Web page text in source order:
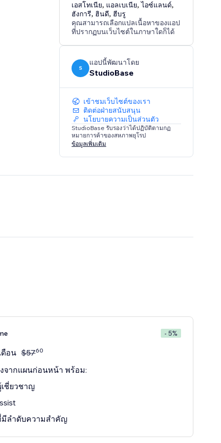
เอสโทเนีย, แอลเบเนีย,ไอซ์แลนด์,
ฮังการี, ฮินดี, ฮีบรู
คุณสามารถเลือกแปลเนื้อหาของแอป
ที่ปรากฏบนเว็บไซต์ในภาษาใดก็ได้
S
แอปนี้พัฒนาโดย
StudioBase
เข้าชมเว็บไซต์ของเรา
ติดต่อฝ่ายสนับสนุน
นโยบายความเป็นส่วนตัว
StudioBase รับรองว่าได้ปฏิบัติตามกฏ
หมายการค้าของสหภาพยุโรป
ข้อมูลเพิ่มเติม
- 5%
ดือน $5760
จากแผนก่อนหน้า พร้อม:
เชี่ยวชาญ
ลำดับความสำคัญ